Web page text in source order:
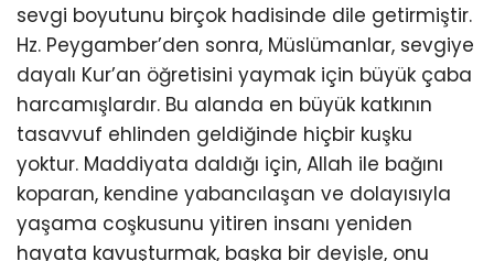
sevgi boyutunu birçok hadisinde dile getirmiştir.
Hz. Peygamber’den sonra, Müslümanlar, sevgiye
dayalı Kur’an öğretisini yaymak için büyük çaba
harcamışlardır. Bu alanda en büyük katkının
tasavvuf ehlinden geldiğinde hiçbir kuşku
yoktur. Maddiyata daldığı için, Allah ile bağını
koparan, kendine yabancılaşan ve dolayısıyla
yaşama coşkusunu yitiren insanı yeniden
hayata kavuşturmak, başka bir deyişle, onu